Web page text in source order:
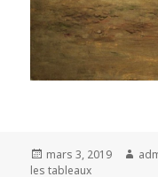
Posted
on
mars 3, 2019
les tableaux